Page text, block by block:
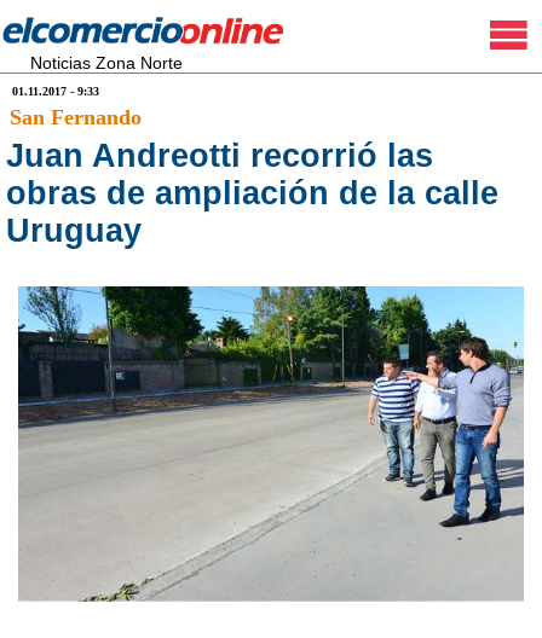
Noticias Zona Norte
01.11.2017 - 9:33
San Fernando
Juan Andreotti recorrió las
obras de ampliación de la calle
Uruguay